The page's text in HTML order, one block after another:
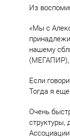
Из
«Мы с
нашему
(МЕГАПИР),
Если
Тогда я
Очень
структуры,